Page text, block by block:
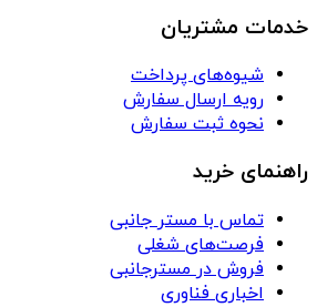
خدمات مشتریان
شیوه‌های پرداخت
رویه ارسال سفارش
نحوه ثبت سفارش
راهنمای خرید
تماس با مستر جانبی
فرصت‌های شغلی
فروش در مسترجانبی
اخباری فناوری